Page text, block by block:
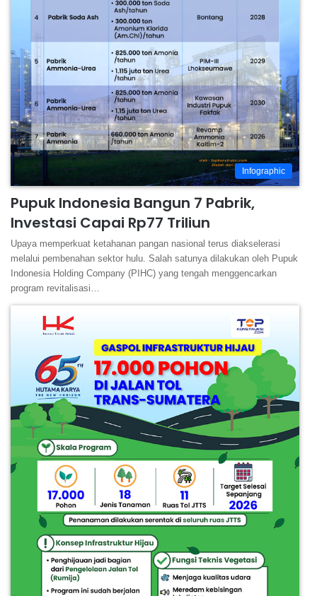
Infographic
Pupuk Indonesia Bangun 7 Pabrik,
Investasi Capai Rp77 Triliun
Upaya memperkuat ketahanan pangan nasional terus diakselerasi
melalui pembenahan sektor hulu. Salah satunya dilakukan oleh Pupuk
Indonesia Holding Company (PIHC) yang tengah menggencarkan
program revitalisasi…